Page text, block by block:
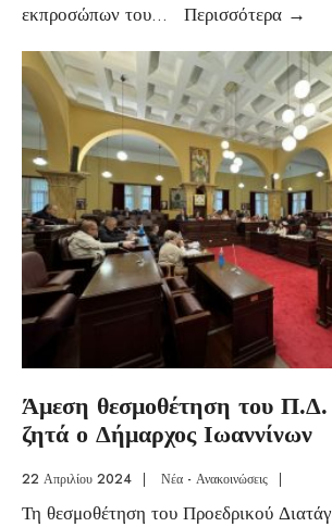
εκπροσώπων του... Περισσότερα →
Άμεση θεσμοθέτηση του
ζητά ο Δήμαρχος Ιωαννίνων
22 Απριλίου 2024 | Νέα - Ανακοινώσεις |
Τη θεσμοθέτηση του Προεδρικού